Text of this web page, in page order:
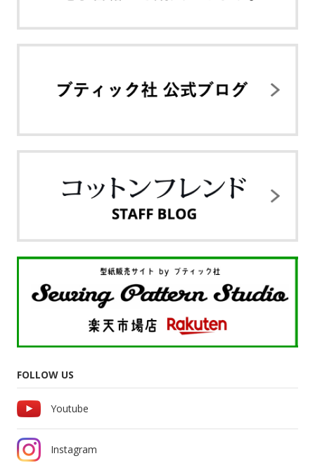
FOLLOW US
Youtube
Instagram